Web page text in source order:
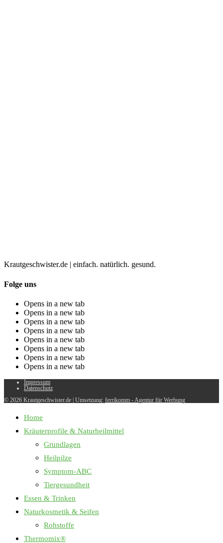
Krautgeschwister.de | einfach. natürlich. gesund.
Folge uns
Opens in a new tab
Opens in a new tab
Opens in a new tab
Opens in a new tab
Opens in a new tab
Opens in a new tab
Opens in a new tab
Opens in a new tab
Impressum
Datenschutz
© 2026 Krautgeschwister.de | Umsetzung: ferrikomm - Agentur für Werbung
Home
Kräuterprofile & Naturheilmittel
Grundlagen
Heilpilze
Symptom-ABC
Tiergesundheit
Essen & Trinken
Naturkosmetik & Seifen
Rohstoffe
Thermomix®